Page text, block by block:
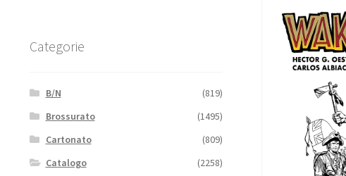
Categorie
B/N
(819)
Brossurato
(1495)
Cartonato
(809)
Catalogo
(2258)